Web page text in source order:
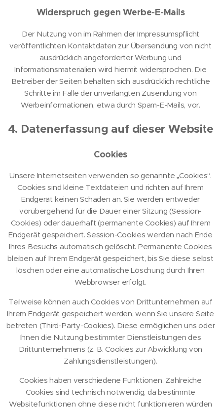
Widerspruch gegen Werbe-E-Mails
Der Nutzung von im Rahmen der Impressumspflicht
veröffentlichten Kontaktdaten zur Übersendung von nicht
ausdrücklich angeforderter Werbung und
Informationsmaterialien wird hiermit widersprochen. Die
Betreiber der Seiten behalten sich ausdrücklich rechtliche
Schritte im Falle der unverlangten Zusendung von
Werbeinformationen, etwa durch Spam-E-Mails, vor.
4. Datenerfassung auf dieser Website
Cookies
Unsere Internetseiten verwenden so genannte „Cookies“.
Cookies sind kleine Textdateien und richten auf Ihrem
Endgerät keinen Schaden an. Sie werden entweder
vorübergehend für die Dauer einer Sitzung (Session-
Cookies) oder dauerhaft (permanente Cookies) auf Ihrem
Endgerät gespeichert. Session-Cookies werden nach Ende
Ihres Besuchs automatisch gelöscht. Permanente Cookies
bleiben auf Ihrem Endgerät gespeichert, bis Sie diese selbst
löschen oder eine automatische Löschung durch Ihren
Webbrowser erfolgt.
Teilweise können auch Cookies von Drittunternehmen auf
Ihrem Endgerät gespeichert werden, wenn Sie unsere Seite
betreten (Third-Party-Cookies). Diese ermöglichen uns oder
Ihnen die Nutzung bestimmter Dienstleistungen des
Drittunternehmens (z. B. Cookies zur Abwicklung von
Zahlungsdienstleistungen).
Cookies haben verschiedene Funktionen. Zahlreiche
Cookies sind technisch notwendig, da bestimmte
Websitefunktionen ohne diese nicht funktionieren würden